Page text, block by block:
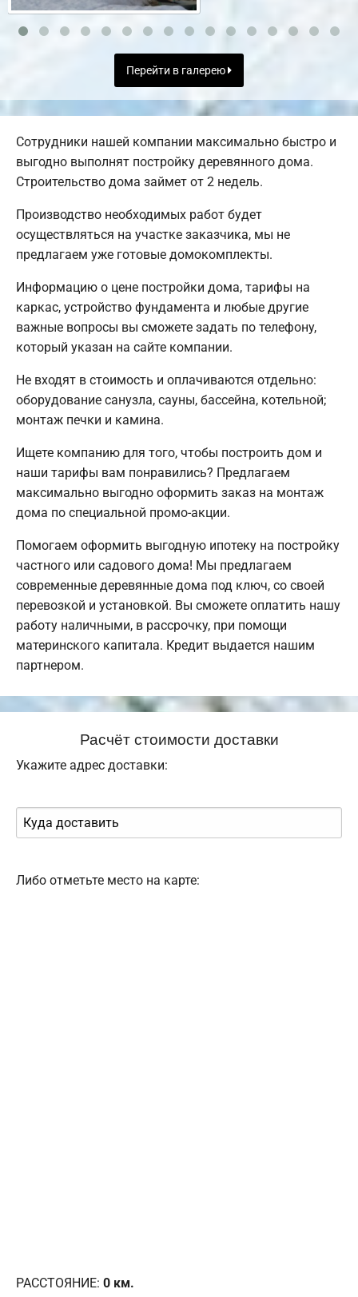
Перейти в галерею
Сотрудники нашей компании максимально быстро и
выгодно выполнят постройку деревянного дома.
Строительство дома займет от 2 недель.
Производство необходимых работ будет
осуществляться на участке заказчика, мы не
предлагаем уже готовые домокомплекты.
Информацию о цене постройки дома, тарифы на
каркас, устройство фундамента и любые другие
важные вопросы вы сможете задать по телефону,
который указан на сайте компании.
Не входят в стоимость и оплачиваются отдельно:
оборудование санузла, сауны, бассейна, котельной;
монтаж печки и камина.
Ищете компанию для того, чтобы построить дом и
наши тарифы вам понравились? Предлагаем
максимально выгодно оформить заказ на монтаж
дома по специальной промо-акции.
Помогаем оформить выгодную ипотеку на постройку
частного или садового дома! Мы предлагаем
современные деревянные дома под ключ, со своей
перевозкой и установкой. Вы сможете оплатить нашу
работу наличными, в рассрочку, при помощи
материнского капитала. Кредит выдается нашим
партнером.
Расчёт стоимости доставки
Укажите адрес доставки:
Либо отметьте место на карте:
РАССТОЯНИЕ: 0 км.